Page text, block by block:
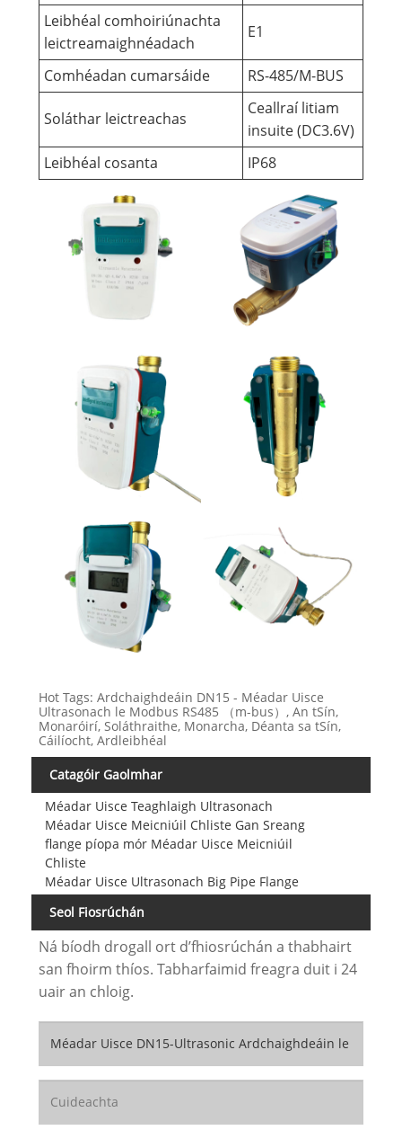
Leibhéal comhoiriúnachta
leictreamaighnéadach
E1
Comhéadan cumarsáide RS-485/M-BUS
Soláthar leictreachas
Ceallraí litiam
insuite (DC3.6V)
Leibhéal cosanta
IP68
Hot Tags: Ardchaighdeáin DN15 - Méadar Uisce
Ultrasonach le Modbus RS485 （m-bus）, An tSín,
Monaróirí, Soláthraithe, Monarcha, Déanta sa tSín,
Cáilíocht, Ardleibhéal
Catagóir Gaolmhar
Méadar Uisce Teaghlaigh Ultrasonach
Méadar Uisce Meicniúil Chliste Gan Sreang
flange píopa mór Méadar Uisce Meicniúil
Chliste
Méadar Uisce Ultrasonach Big Pipe Flange
Seol Fiosrúchán
Ná bíodh drogall ort d’fhiosrúchán a thabhairt
san fhoirm thíos. Tabharfaimid freagra duit i 24
uair an chloig.